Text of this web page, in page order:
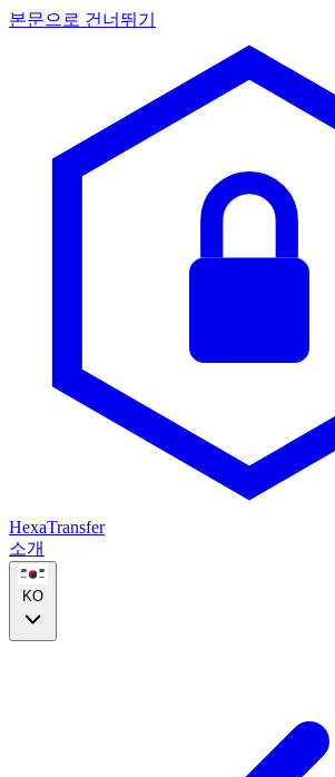
본문으로 건너뛰기
HexaTransfer
소개
KO